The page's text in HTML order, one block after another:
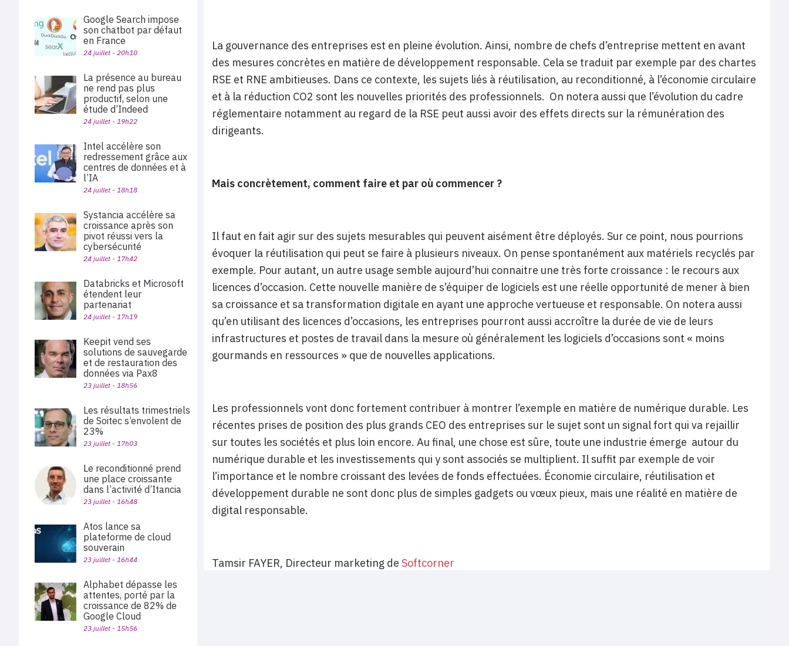
La gouvernance des entreprises est en pleine évolution. Ainsi, nombre de chefs d’entreprise mettent en avant
des mesures concrètes en matière de développement responsable. Cela se traduit par exemple par des chartes
RSE et RNE ambitieuses. Dans ce contexte, les sujets liés à réutilisation, au reconditionné, à l’économie circulaire
et à la réduction CO2 sont les nouvelles priorités des professionnels. On notera aussi que l’évolution du cadre
réglementaire notamment au regard de la RSE peut aussi avoir des effets directs sur la rémunération des
dirigeants.
Mais concrètement, comment faire et par où commencer ?
Il faut en fait agir sur des sujets mesurables qui peuvent aisément être déployés. Sur ce point, nous pourrions
évoquer la réutilisation qui peut se faire à plusieurs niveaux. On pense spontanément aux matériels recyclés par
exemple. Pour autant, un autre usage semble aujourd’hui connaitre une très forte croissance : le recours aux
licences d’occasion. Cette nouvelle manière de s’équiper de logiciels est une réelle opportunité de mener à bien
sa croissance et sa transformation digitale en ayant une approche vertueuse et responsable. On notera aussi
qu’en utilisant des licences d’occasions, les entreprises pourront aussi accroître la durée de vie de leurs
infrastructures et postes de travail dans la mesure où généralement les logiciels d’occasions sont « moins
gourmands en ressources » que de nouvelles applications.
Les professionnels vont donc fortement contribuer à montrer l’exemple en matière de numérique durable. Les
récentes prises de position des plus grands CEO des entreprises sur le sujet sont un signal fort qui va rejaillir
sur toutes les sociétés et plus loin encore. Au final, une chose est sûre, toute une industrie émerge autour du
numérique durable et les investissements qui y sont associés se multiplient. Il suffit par exemple de voir
l’importance et le nombre croissant des levées de fonds effectuées. Économie circulaire, réutilisation et
développement durable ne sont donc plus de simples gadgets ou vœux pieux, mais une réalité en matière de
digital responsable.
Tamsir FAYER, Directeur marketing de Softcorner
Google Search impose
son chatbot par défaut
en France
24 juillet - 20h10
La présence au bureau
ne rend pas plus
productif, selon une
étude d’Indeed
24 juillet - 19h22
Intel accélère son
redressement grâce aux
centres de données et à
l’IA
24 juillet - 18h18
Systancia accélère sa
croissance après son
pivot réussi vers la
cybersécurité
24 juillet - 17h42
Databricks et Microsoft
étendent leur
partenariat
24 juillet - 17h19
Keepit vend ses
solutions de sauvegarde
et de restauration des
données via Pax8
23 juillet - 18h56
Les résultats trimestriels
de Soitec s’envolent de
23%
23 juillet - 17h03
Le reconditionné prend
une place croissante
dans l’activité d’Itancia
23 juillet - 16h48
Atos lance sa
plateforme de cloud
souverain
23 juillet - 16h44
Alphabet dépasse les
attentes, porté par la
croissance de 82% de
Google Cloud
23 juillet - 15h56